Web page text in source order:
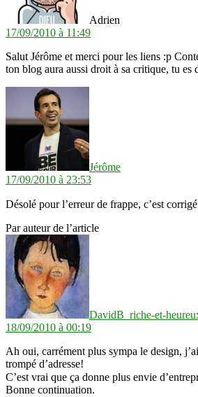
Adrien
17/09/2010 à 11:49
Salut Jérôme et merci pour les liens :p
ton blog aura aussi droit à sa critique, tu es
Jérôme
17/09/2010 à 23:53
Désolé pour l’erreur de frappe, c’est
Par auteur de l’article
DavidB_riche-et-
18/09/2010 à 00:19
Ah oui, carrément plus sympa le design,
trompé d’adresse!
C’est vrai que ça donne plus envie
Bonne continuation.